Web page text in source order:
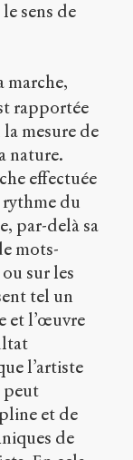
sens de
marche,
rapportée
mesure de
nature.
effectuée
rythme du
par-delà sa
mots-
sur les
tel un
et l’œuvre
l’artiste
peut
et de
de